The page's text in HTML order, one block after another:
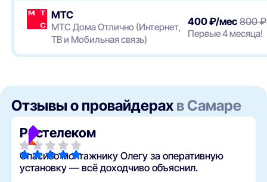
МТС
МТС Дома Отлично (Интернет,
ТВ и Мобильная связь)
400 ₽/мес 800 ₽
Первые 4 месяца!
Отзывы о провайдерах в Самаре
Ростелеком
Спасибо монтажнику Олегу за оперативную
установку — всё доходчиво объяснил.